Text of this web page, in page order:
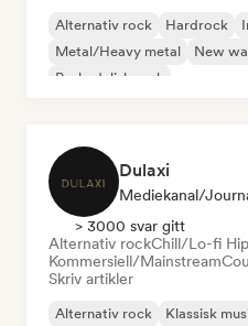
Alternativ rock Hardrock
Metal/Heavy metal
New
Psykedelisk rock
Dulaxi
Mediekanal/
> 3000 svar gitt
Alternativ rockChill/Lo-fi
Kommersiell/Mainstream
Skriv artikler
Alternativ rock
Klassisk